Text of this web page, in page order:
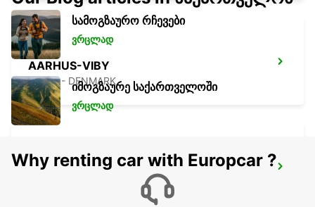
AARHUS-VIBY
VIBY J - DENMARK
HERNING - IKC
სამოგზაურო რჩევები
ვრცლად
იმოგზაურე საქართველოში
ვრცლად
Why renting car with Europcar ?